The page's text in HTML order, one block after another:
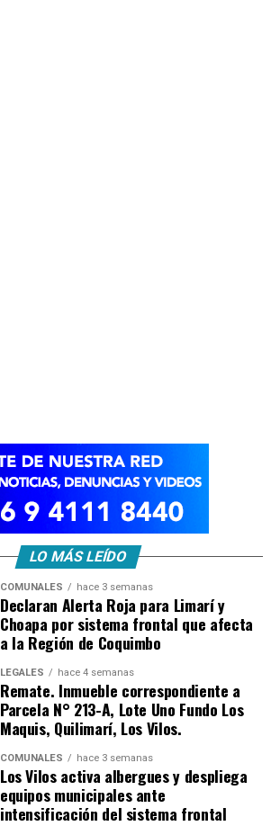
LO MÁS LEÍDO
COMUNALES hace 3 semanas
Declaran Alerta Roja para Limarí y
Choapa por sistema frontal que afecta
a la Región de Coquimbo
LEGALES hace 4 semanas
Remate. Inmueble correspondiente a
Parcela N° 213-A, Lote Uno Fundo Los
Maquis, Quilimarí, Los Vilos.
COMUNALES hace 3 semanas
Los Vilos activa albergues y despliega
equipos municipales ante
intensificación del sistema frontal